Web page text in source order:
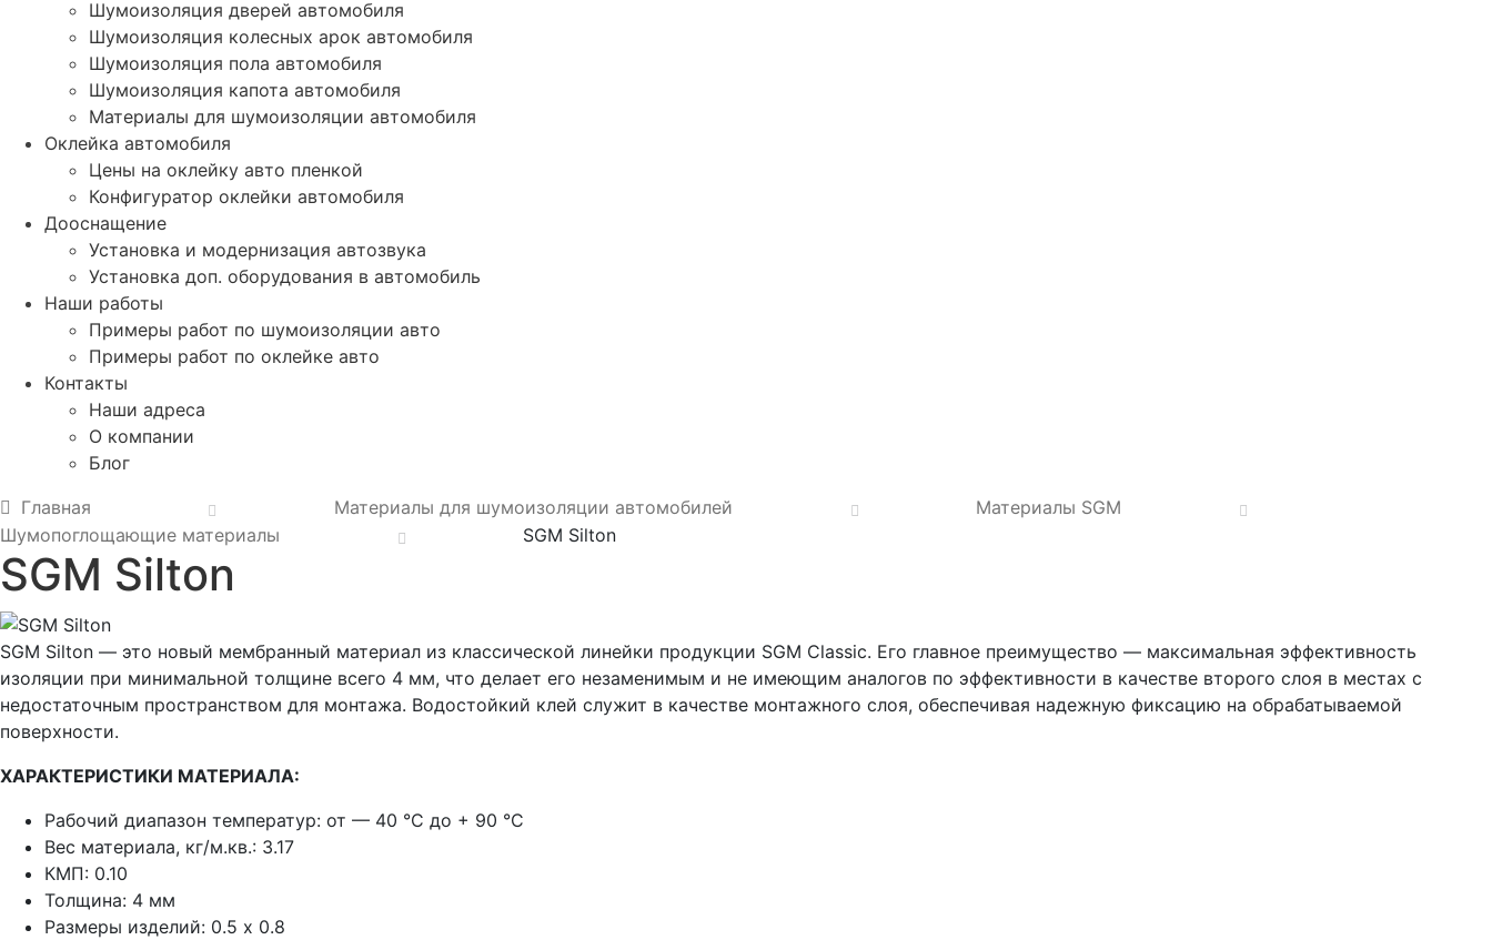
Шумоизоляция дверей автомобиля
Шумоизоляция колесных арок автомобиля
Шумоизоляция пола автомобиля
Шумоизоляция капота автомобиля
Материалы для шумоизоляции автомобиля
Оклейка автомобиля
Цены на оклейку авто пленкой
Конфигуратор оклейки автомобиля
Дооснащение
Установка и модернизация автозвука
Установка доп. оборудования в автомобиль
Наши работы
Примеры работ по шумоизоляции авто
Примеры работ по оклейке авто
Контакты
Наши адреса
О компании
Блог
Главная
Материалы для шумоизоляции автомобилей
Материалы SGM
Шумопоглощающие материалы
SGM Silton
SGM Silton
SGM Silton — это новый мембранный материал из классической линейки продукции SGM Classic. Его главное преимущество — максимальная эффективность
изоляции при минимальной толщине всего 4 мм, что делает его незаменимым и не имеющим аналогов по эффективности в качестве второго слоя в местах с
недостаточным пространством для монтажа. Водостойкий клей служит в качестве монтажного слоя, обеспечивая надежную фиксацию на обрабатываемой
поверхности.
ХАРАКТЕРИСТИКИ МАТЕРИАЛА:
Рабочий диапазон температур: от — 40 °С до + 90 °С
Вес материала, кг/м.кв.: 3.17
КМП: 0.10
Толщина: 4 мм
Размеры изделий: 0.5 х 0.8